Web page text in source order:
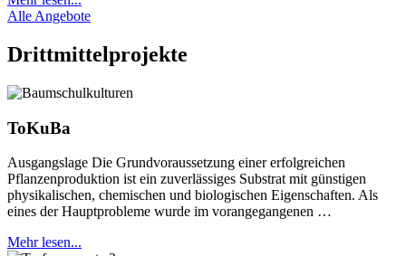
Alle Angebote
Drittmittelprojekte
ToKuBa
Ausgangslage Die Grundvoraussetzung einer erfolgreichen
Pflanzenproduktion ist ein zuverlässiges Substrat mit günstigen
physikalischen, chemischen und biologischen Eigenschaften. Als
eines der Hauptprobleme wurde im vorangegangenen …
Mehr lesen...